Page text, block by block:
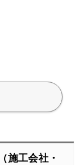
施工会社・